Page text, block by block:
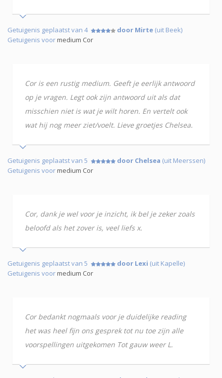
Getuigenis geplaatst van 4 door Mirte (uit Beek)
Getuigenis voormedium Cor
Cor is een rustig medium. Geeft je eerlijk antwoord
op je vragen. Legt ook zijn antwoord uit als dat
misschien niet is wat je wilt horen. En vertelt ook
wat hij nog meer ziet/voelt. Lieve groetjes Chelsea.
Getuigenis geplaatst van 5 door Chelsea (uit Meerssen)
Getuigenis voormedium Cor
Cor, dank je wel voor je inzicht, ik bel je zeker zoals
beloofd als het zover is, veel liefs x.
Getuigenis geplaatst van 5 door Lexi (uit Kapelle)
Getuigenis voormedium Cor
Cor bedankt nogmaals voor je duidelijke reading
het was heel fijn ons gesprek tot nu toe zijn alle
voorspellingen uitgekomen Tot gauw weer L.